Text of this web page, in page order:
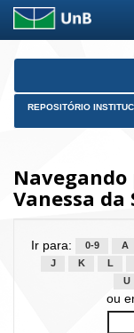
Skip
REPOSITÓRIO
Vanessa da
Ir para: 0-9 A
J
K L
U
ou